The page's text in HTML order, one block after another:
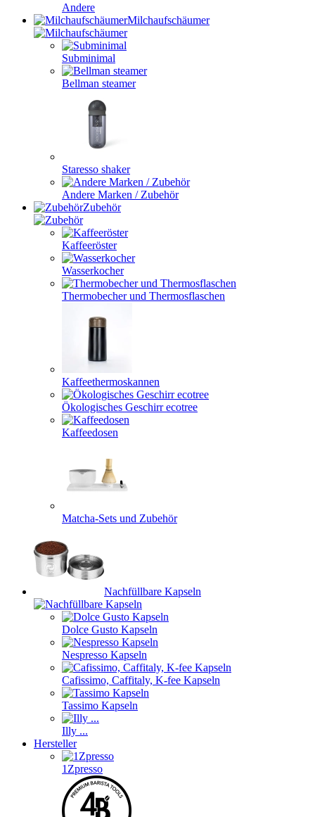
Andere
Milchaufschäumer
Subminimal
Bellman steamer
Staresso shaker
Andere Marken / Zubehör
Zubehör
Kaffeeröster
Wasserkocher
Thermobecher und Thermosflaschen
Kaffeethermoskannen
Ökologisches Geschirr ecotree
Kaffeedosen
Matcha-Sets und Zubehör
Nachfüllbare Kapseln
Dolce Gusto Kapseln
Nespresso Kapseln
Cafissimo, Caffitaly, K-fee Kapseln
Tassimo Kapseln
Illy ...
Hersteller
1Zpresso